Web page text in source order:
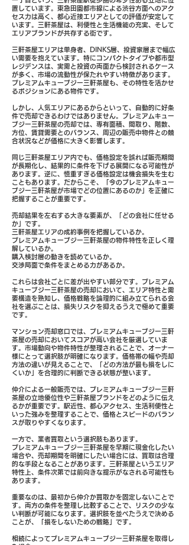
置しています。東急田園都市線による渋谷方面へのアク
セス力は高く、都心近接エリアとしての評価が安定して
います。三軒茶屋は、利便性と生活機能の充実、そして
エリアブランドが共存する街です。
三軒茶屋エリアは単身者、DINKS層、投資家層まで幅広
い需要を抱えています。特にコンパクトタイプや都市型
レジデンスは、実需と投資の両面から検討されるケース
が多く、市場の流動性が保たれやすい特徴があります。
プレミアムキューブジー三軒茶屋も、その特性を活かせ
るポジションにある物件です。
しかし、人気エリアにあるからといって、自動的に好条
件で売却できるわけではありません。プレミアムキュー
ブジー三軒茶屋の売却では、専有面積、間取り、階数、
方位、賃貸需要とのバランス、周辺の販売中物件との競
合状況などが価格に大きく影響します。
同じ三軒茶屋エリア内でも、価格設定を誤れば販売期間
が長期化し、結果的に条件を下げる展開になる可能性が
あります。逆に、慎重すぎる価格設定は機会損失を生む
こともあります。だからこそ、「今のプレミアムキュー
ブジー三軒茶屋が市場でどの位置にあるのか」を正確に
把握することが重要です。
売却結果を左右する大きな要素が、「どの会社に任せる
か」です。
三軒茶屋エリアの成約事例を把握しているか。
プレミアムキューブジー三軒茶屋の物件特性を正しく理
解しているか。
購入検討層の動きを読めているか。
交渉局面で条件をまとめる力があるか。
これらは会社ごとに差が出やすい部分です。プレミアム
キューブジー三軒茶屋の売却において、エリア特性と需
要構造を熟知し、価格戦略を論理的に組み立てられる会
社を選ぶことは、損失リスクを抑えるうえで極めて重要
です。
マンション売却窓口では、プレミアムキューブジー三軒
茶屋の売却においてスコアが高い会社を厳選していま
す。市場動向や物件特性が整理されることで、オーナー
様にとって選択肢が明確になります。価格帯の幅や売却
方法の違いが見えることで、「どの方法が最も損をしに
くいか」を合理的に判断できる状態が整います。
仲介による一般販売では、プレミアムキューブジー三軒
茶屋の立地優位性や三軒茶屋ブランドをどのように伝え
るかが重要です。駅近性、都心アクセス、生活利便性と
いった強みを整理することで、価格とスピードのバラン
スが取りやすくなります。
一方で、業者買取という選択肢もあります。
プレミアムキューブジー三軒茶屋を早期に現金化したい
場合や、売却期間を明確にしたい場合には、買取は合理
的な手段となることがあります。三軒茶屋というエリア
特性上、条件次第では前向きな提示がなされる可能性も
あります。
重要なのは、最初から仲介か買取かを固定しないことで
す。両方の条件を整理し比較することで、リスクの少な
い判断が可能になります。選択肢を並べたうえで決める
ことが、「損をしないための戦略」です。
相続によってプレミアムキューブジー三軒茶屋を取得し